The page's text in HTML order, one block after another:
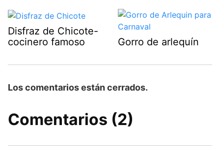
Disfraz de Chicote-
cocinero famoso
Gorro de arlequín
Los comentarios están cerrados.
Comentarios (2)